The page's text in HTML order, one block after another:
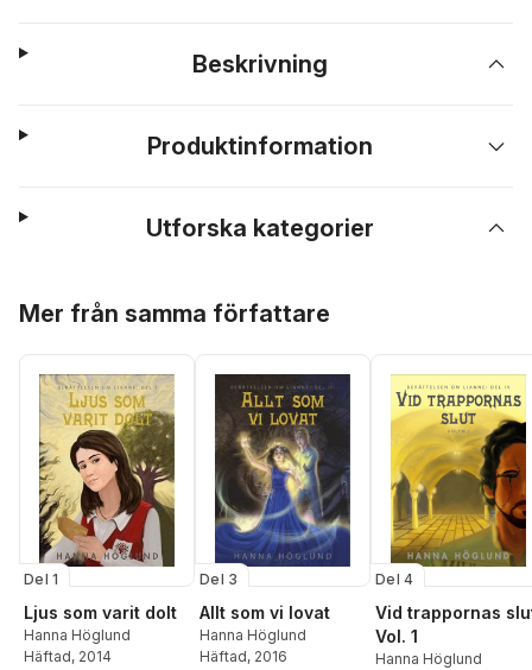
Beskrivning
Produktinformation
Utforska kategorier
Mer från samma författare
Del 1
Ljus som varit dolt
Hanna Höglund
Häftad, 2014
Del 3
Allt som vi lovat
Hanna Höglund
Häftad, 2016
Del 4
Vid trappornas
Vol. 1
Hanna Höglund